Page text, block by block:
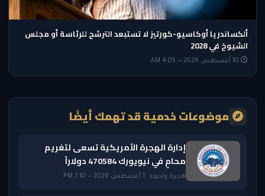
ألكساندريا أوكاسيو-كورتيز لا تستبعد الترشح للرئاسة أو مجلس
الشيوخ في 2028
موضوعات خدمية قد تهمك أيضًا
إدارة الهجرة الأمريكية تسعى لتغريم
محامٍ في نيويورك 470584 دولاراً
هجرة ولجوء · 1 أغسطس 2026 — 7:10 PM